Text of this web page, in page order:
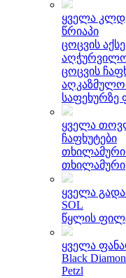
ყველა
წრიაპი
ცოცვის
ცოცვის
საფეხურზე
ყველა
ჩაფხუტები
თხილამური
ყველა
SOL
წყლის
ყველა
Black
Petzl